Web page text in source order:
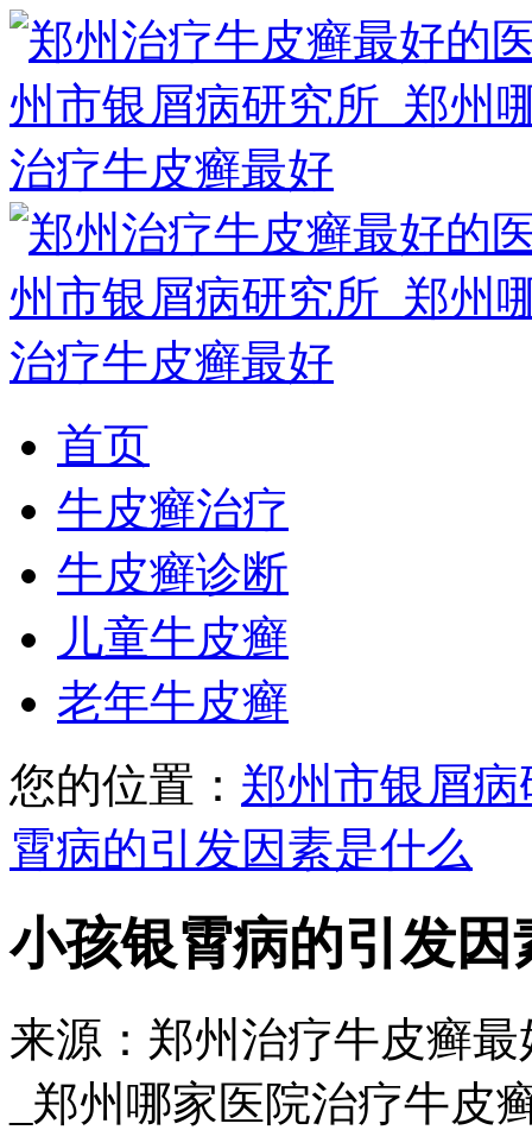
首页
牛皮癣治疗
牛皮癣诊断
儿童牛皮癣
老年牛皮癣
您的位置： 郑州市银屑病
霄病的引发因素是什么
小孩银霄病的引发因
来源：郑州治疗牛皮癣
_郑州哪家医院治疗牛皮